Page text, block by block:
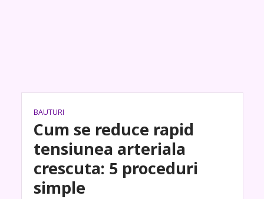
BAUTURI
Cum se reduce rapid
tensiunea arteriala
crescuta: 5 proceduri
simple